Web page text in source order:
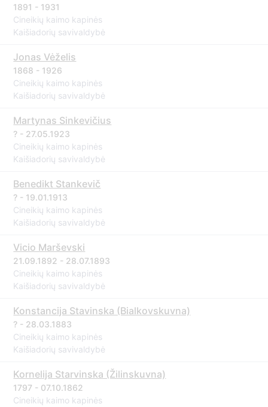
1891 - 1931
Cineikių kaimo kapinės
Kaišiadorių savivaldybė
Jonas Vėželis
1868 - 1926
Cineikių kaimo kapinės
Kaišiadorių savivaldybė
Martynas Sinkevičius
? - 27.05.1923
Cineikių kaimo kapinės
Kaišiadorių savivaldybė
Benedikt Stankevič
? - 19.01.1913
Cineikių kaimo kapinės
Kaišiadorių savivaldybė
Vicio Marševski
21.09.1892 - 28.07.1893
Cineikių kaimo kapinės
Kaišiadorių savivaldybė
Konstancija Stavinska (Bialkovskuvna)
? - 28.03.1883
Cineikių kaimo kapinės
Kaišiadorių savivaldybė
Kornelija Starvinska (Žilinskuvna)
1797 - 07.10.1862
Cineikių kaimo kapinės